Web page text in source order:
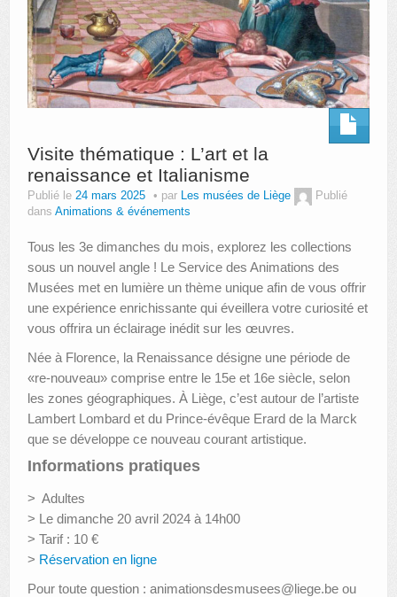
Visite thématique : L’art et la
renaissance et Italianisme
Publié le 24 mars 2025 par Les musées de Liège
Publié
dans Animations & événements
Tous les 3e dimanches du mois, explorez les collections
sous un nouvel angle ! Le Service des Animations des
Musées met en lumière un thème unique afin de vous offrir
une expérience enrichissante qui éveillera votre curiosité et
vous offrira un éclairage inédit sur les œuvres.
Née à Florence, la Renaissance désigne une période de
«re-nouveau» comprise entre le 15e et 16e siècle, selon
les zones géographiques. À Liège, c’est autour de l’artiste
Lambert Lombard et du Prince-évêque Erard de la Marck
que se développe ce nouveau courant artistique.
Informations pratiques
> Adultes
> Le dimanche 20 avril 2024 à 14h00
> Tarif : 10 €
> Réservation en ligne
Pour toute question : animationsdesmusees@liege.be ou